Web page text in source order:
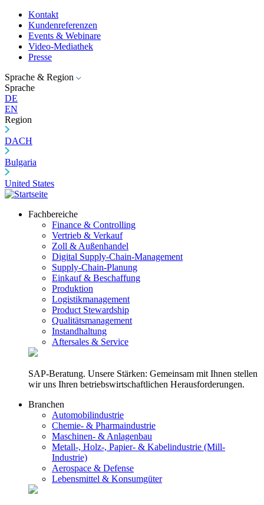
Kontakt
Kundenreferenzen
Events & Webinare
Video-Mediathek
Presse
Sprache & Region
Sprache
DE
EN
Region
DACH
Bulgaria
United States
Fachbereiche
Finance & Controlling
Vertrieb & Verkauf
Zoll & Außenhandel
Digital Supply-Chain-Management
Supply-Chain-Planung
Einkauf & Beschaffung
Produktion
Logistikmanagement
Product Stewardship
Qualitätsmanagement
Instandhaltung
Aftersales & Service
SAP-Beratung. Unsere Stärken: Gemeinsam mit Ihnen stellen
wir uns Ihren betriebswirtschaftlichen Herausforderungen.
Branchen
Automobilindustrie
Chemie- & Pharmaindustrie
Maschinen- & Anlagenbau
Metall-, Holz-, Papier- & Kabelindustrie (Mill-
Industrie)
Aerospace & Defense
Lebensmittel & Konsumgüter